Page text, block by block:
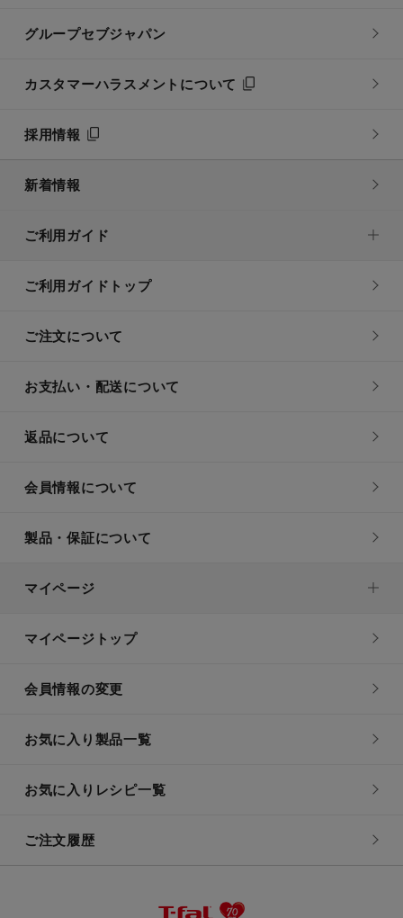
グループセブジャパン
カスタマーハラスメントについて
採用情報
新着情報
ご利用ガイド
ご利用ガイドトップ
ご注文について
お支払い・配送について
返品について
会員情報について
製品・保証について
マイページ
マイページトップ
会員情報の変更
お気に入り製品一覧
お気に入りレシピ一覧
ご注文履歴